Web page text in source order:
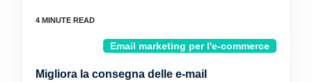
Email marketing per l'e-commerce
Migliora la consegna delle e-mail